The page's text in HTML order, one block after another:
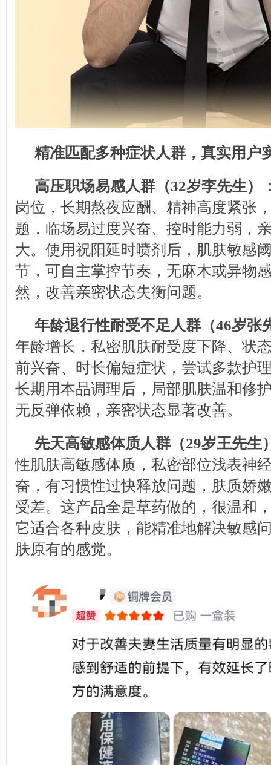
精准匹配多种症状人群，真实用户
高压职场易感人群（32岁李先生）
岗位，长期熬夜应酬、精神高度紧张
题，临场易过度兴奋、控时能力弱，
大。使用祝阳延时喷剂后，肌肤敏感
节，可自主掌控节奏，无麻木或异物
然，改善亲密状态失衡问题。
年龄退行性耐受不足人群（46岁张
年龄增长，私密肌肤耐受度下降、状
前兴奋、时长偏短症状，尝试多款护
长期用本品调理后，局部肌肤温和修
无反弹依赖，亲密状态显著改善。
先天高敏感体质人群（29岁王先生
性肌肤高敏感体质，私密部位浅表神
奋，有习惯性过快释放问题，肤质娇
受差。这产品全是草药做的，很温和
它适合各种皮肤，能精准地解决敏感
肤原有的感觉。